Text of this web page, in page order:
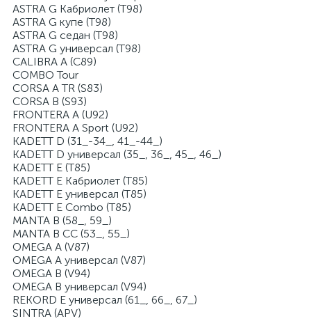
ASTRA G Кабриолет (T98)
ASTRA G купе (T98)
ASTRA G седан (T98)
ASTRA G универсал (T98)
CALIBRA A (C89)
COMBO Tour
CORSA A TR (S83)
CORSA B (S93)
FRONTERA A (U92)
FRONTERA A Sport (U92)
KADETT D (31_-34_, 41_-44_)
KADETT D универсал (35_, 36_, 45_, 46_)
KADETT E (T85)
KADETT E Кабриолет (T85)
KADETT E универсал (T85)
KADETT E Combo (T85)
MANTA B (58_, 59_)
MANTA B CC (53_, 55_)
OMEGA A (V87)
OMEGA A универсал (V87)
OMEGA B (V94)
OMEGA B универсал (V94)
REKORD E универсал (61_, 66_, 67_)
SINTRA (APV)